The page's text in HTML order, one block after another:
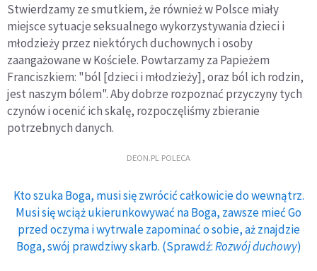
Stwierdzamy ze smutkiem, że również w Polsce miały
miejsce sytuacje seksualnego wykorzystywania dzieci i
młodzieży przez niektórych duchownych i osoby
zaangażowane w Kościele. Powtarzamy za Papieżem
Franciszkiem: "ból [dzieci i młodzieży], oraz ból ich rodzin,
jest naszym bólem". Aby dobrze rozpoznać przyczyny tych
czynów i ocenić ich skalę, rozpoczęliśmy zbieranie
potrzebnych danych.
DEON.PL POLECA
Kto szuka Boga, musi się zwrócić całkowicie do wewnątrz.
Musi się wciąż ukierunkowywać na Boga, zawsze mieć Go
przed oczyma i wytrwale zapominać o sobie, aż znajdzie
Boga, swój prawdziwy skarb. (Sprawdź:Rozwój duchowy)